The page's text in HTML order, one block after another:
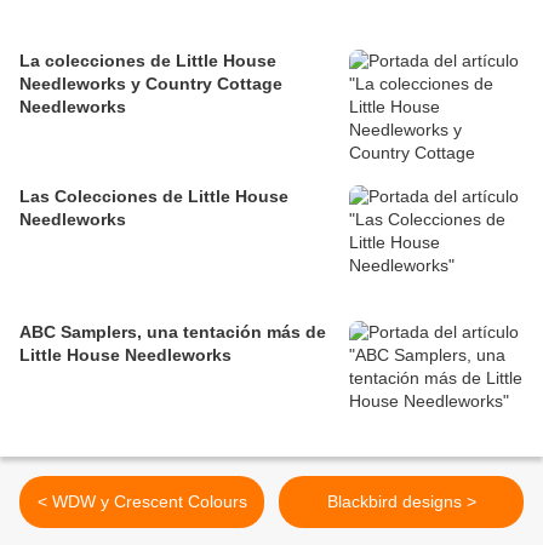
La colecciones de Little House
Needleworks y Country Cottage
Needleworks
Las Colecciones de Little House
Needleworks
ABC Samplers, una tentación más de
Little House Needleworks
< WDW y Crescent Colours Blackbird designs >